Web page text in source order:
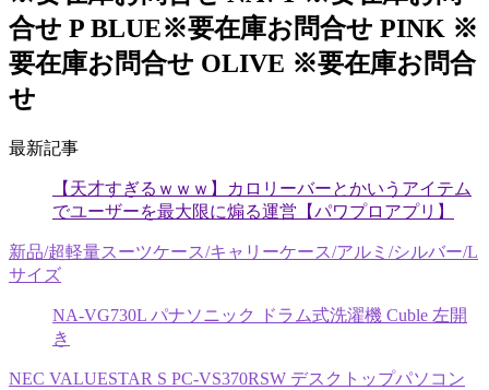
合せ P BLUE※要在庫お問合せ PINK ※
要在庫お問合せ OLIVE ※要在庫お問合
せ
最新記事
【天才すぎるｗｗｗ】カロリーバーとかいうアイテム
でユーザーを最大限に煽る運営【パワプロアプリ】
新品/超軽量スーツケース/キャリーケース/アルミ/シルバー/L
サイズ
NA-VG730L パナソニック ドラム式洗濯機 Cuble 左開
き
NEC VALUESTAR S PC-VS370RSW デスクトップパソコン